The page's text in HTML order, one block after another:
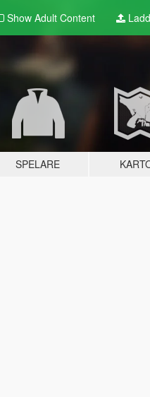
Show Adult Content
SPELARE